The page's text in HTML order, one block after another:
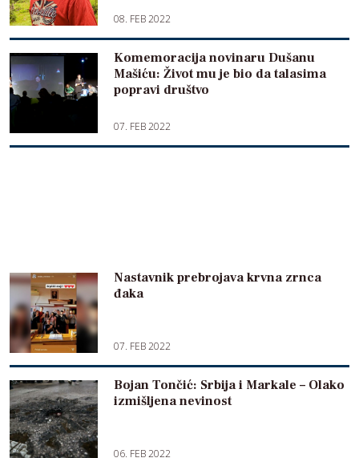
08. FEB 2022
Komemoracija novinaru Dušanu
Mašiću: Život mu je bio da talasima
popravi društvo
07. FEB 2022
Nastavnik prebrojava krvna zrnca
đaka
07. FEB 2022
Bojan Tončić: Srbija i Markale – Olako
izmišljena nevinost
06. FEB 2022